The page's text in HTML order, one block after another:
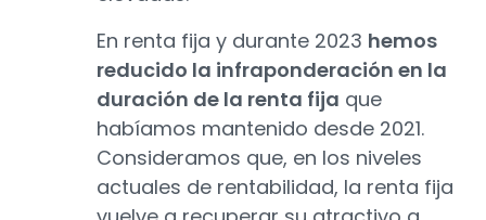
En renta fija y durante 2023 hemos
reducido la infraponderación en la
duración de la renta fija que
habíamos mantenido desde 2021.
Consideramos que, en los niveles
actuales de rentabilidad, la renta fija